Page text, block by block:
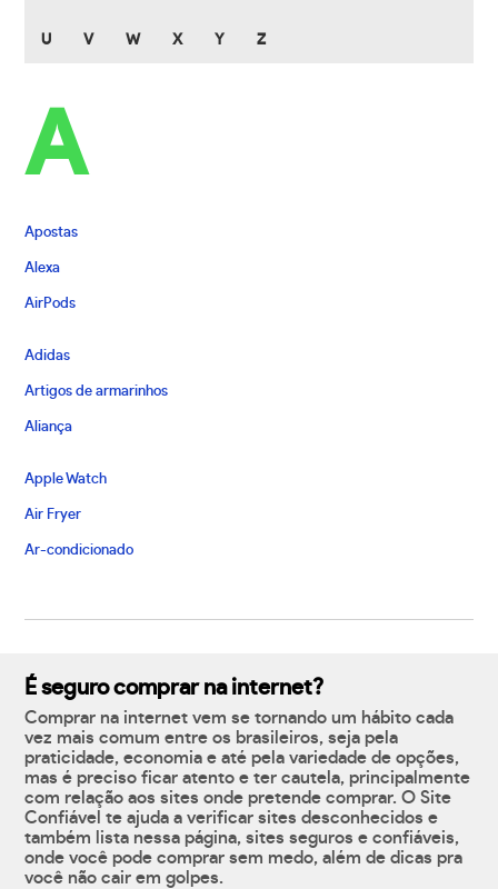
U V W X Y Z
A
Apostas
Alexa
AirPods
Adidas
Artigos de armarinhos
Aliança
Apple Watch
Air Fryer
Ar-condicionado
É seguro comprar na internet?
Comprar na internet vem se tornando um hábito cada
vez mais comum entre os brasileiros, seja pela
praticidade, economia e até pela variedade de opções,
mas é preciso ficar atento e ter cautela, principalmente
com relação aos sites onde pretende comprar. O Site
Confiável te ajuda a verificar sites desconhecidos e
também lista nessa página, sites seguros e confiáveis,
onde você pode comprar sem medo, além de dicas pra
você não cair em golpes.